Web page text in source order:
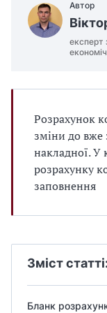
Автор
експерт
Розрахунок
зміни до вже
накладної. У
розрахунку
заповнення
Зміст
Бланк